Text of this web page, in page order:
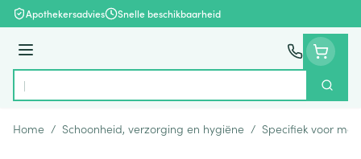
Ga naar de inhoud
Apothekersadvies Snelle beschikbaarheid
Menu
Product, merk, categorie...
Zoek
Home / Schoonheid, verzorging en hygiëne / Specifiek voor